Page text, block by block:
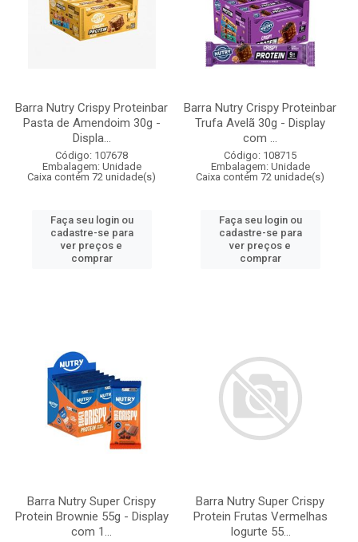
Barra Nutry Crispy Proteinbar
Pasta de Amendoim 30g -
Displa...
Código: 107678
Embalagem: Unidade
Caixa contém 72 unidade(s)
Faça seu login ou
cadastre-se para
ver preços e
comprar
Barra Nutry Crispy Proteinbar
Trufa Avelã 30g - Display
com ...
Código: 108715
Embalagem: Unidade
Caixa contém 72 unidade(s)
Faça seu login ou
cadastre-se para
ver preços e
comprar
Barra Nutry Super Crispy
Protein Brownie 55g - Display
com 1...
Barra Nutry Super Crispy
Protein Frutas Vermelhas
Iogurte 55...